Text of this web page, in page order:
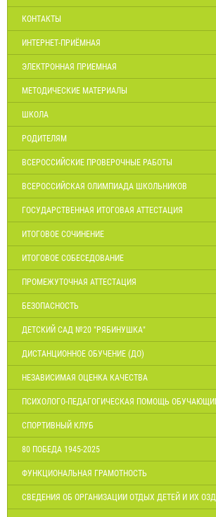
КОНТАКТЫ
ИНТЕРНЕТ-ПРИЁМНАЯ
ЭЛЕКТРОННАЯ ПРИЕМНАЯ
МЕТОДИЧЕСКИЕ МАТЕРИАЛЫ
ШКОЛА
РОДИТЕЛЯМ
ВСЕРОССИЙСКИЕ ПРОВЕРОЧНЫЕ РАБОТЫ
ВСЕРОССИЙСКАЯ ОЛИМПИАДА ШКОЛЬНИКОВ
ГОСУДАРСТВЕННАЯ ИТОГОВАЯ АТТЕСТАЦИЯ
ИТОГОВОЕ СОЧИНЕНИЕ
ИТОГОВОЕ СОБЕСЕДОВАНИЕ
ПРОМЕЖУТОЧНАЯ АТТЕСТАЦИЯ
БЕЗОПАСНОСТЬ
ДЕТСКИЙ САД №20 "РЯБИНУШКА"
ДИСТАНЦИОННОЕ ОБУЧЕНИЕ (ДО)
НЕЗАВИСИМАЯ ОЦЕНКА КАЧЕСТВА
ПСИХОЛОГО-ПЕДАГОГИЧЕСКАЯ ПОМОЩЬ
СПОРТИВНЫЙ КЛУБ
80 ПОБЕДА 1945-2025
ФУНКЦИОНАЛЬНАЯ ГРАМОТНОСТЬ
СВЕДЕНИЯ ОБ ОРГАНИЗАЦИИ ОТДЫХ ДЕТЕЙ И ИХ